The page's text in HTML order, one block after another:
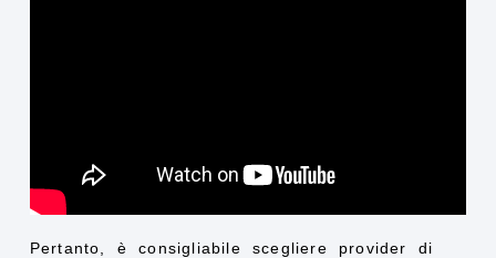
Pertanto, è consigliabile scegliere provider di